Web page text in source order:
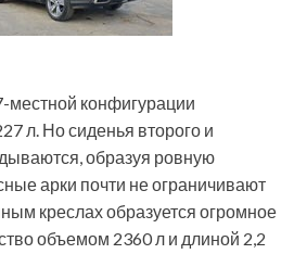
местной конфигурации
л. Но сиденья второго и
образуя ровную
арки почти не ограничивают
креслах образуется огромное
объемом 2360 л и длиной 2,2